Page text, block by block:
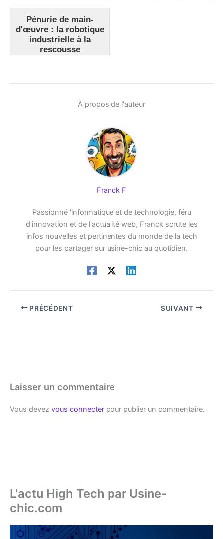
Pénurie de main-
d'œuvre : la robotique
industrielle à la
rescousse
À propos de l'auteur
Franck F
Passionné 'informatique et de technologie, féru
d'innovation et de l'actualité web, Franck scrute les
infos nouvelles et pertinentes du monde de la tech
pour les partager sur usine-chic au quotidien.
PRÉCÉDENT SUIVANT
Laisser un commentaire
Vous devez vous connecter pour publier un commentaire.
L'actu High Tech par Usine-
chic.com